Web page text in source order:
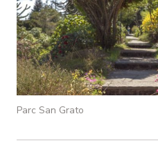
Parc San Grato